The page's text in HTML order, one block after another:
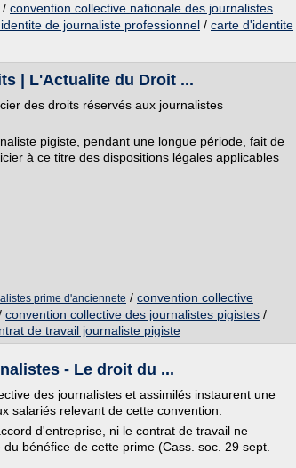
/ convention collective nationale des journalistes
de journaliste professionnel / carte d'identite
| L'Actualite du Droit ...
des droits réservés aux journalistes
pigiste, pendant une longue période, fait de
à ce titre des dispositions légales applicables
prime d'anciennete / convention collective
convention collective des journalistes pigistes /
de travail journaliste pigiste
- Le droit du ...
des journalistes et assimilés instaurent une
salariés relevant de cette convention.
d'entreprise, ni le contrat de travail ne
bénéfice de cette prime (Cass. soc. 29 sept.